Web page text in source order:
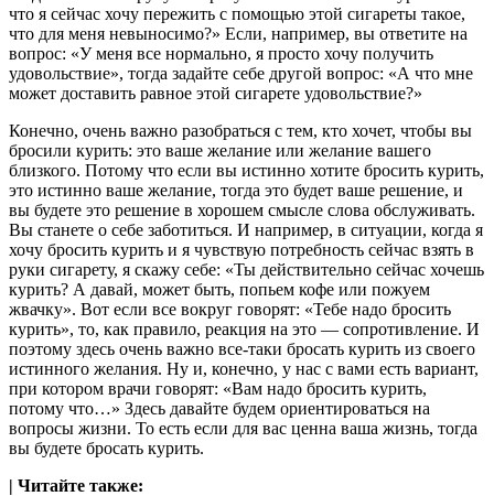
что я сейчас хочу пережить с помощью этой сигареты такое,
что для меня невыносимо?» Если, например, вы ответите на
вопрос: «У меня все нормально, я просто хочу получить
удовольствие», тогда задайте себе другой вопрос: «А что мне
может доставить равное этой сигарете удовольствие?»
Конечно, очень важно разобраться с тем, кто хочет, чтобы вы
бросили курить: это ваше желание или желание вашего
близкого. Потому что если вы истинно хотите бросить курить,
это истинно ваше желание, тогда это будет ваше решение, и
вы будете это решение в хорошем смысле слова обслуживать.
Вы станете о себе заботиться. И например, в ситуации, когда я
хочу бросить курить и я чувствую потребность сейчас взять в
руки сигарету, я скажу себе: «Ты действительно сейчас хочешь
курить? А давай, может быть, попьем кофе или пожуем
жвачку». Вот если все вокруг говорят: «Тебе надо бросить
курить», то, как правило, реакция на это — сопротивление. И
поэтому здесь очень важно все-таки бросать курить из своего
истинного желания. Ну и, конечно, у нас с вами есть вариант,
при котором врачи говорят: «Вам надо бросить курить,
потому что…» Здесь давайте будем ориентироваться на
вопросы жизни. То есть если для вас ценна ваша жизнь, тогда
вы будете бросать курить.
| Читайте также: